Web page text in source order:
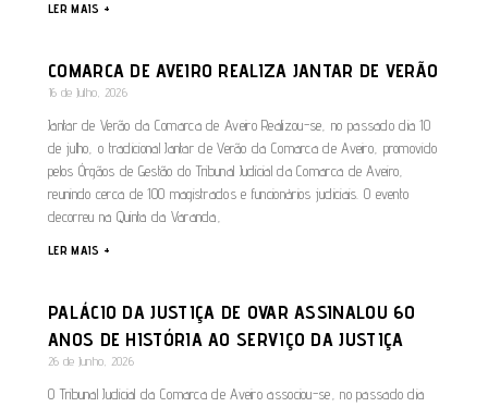
LER MAIS +
COMARCA DE AVEIRO REALIZA JANTAR DE VERÃO
16 de Julho, 2026
Jantar de Verão da Comarca de Aveiro Realizou-se, no passado dia 10
de julho, o tradicional Jantar de Verão da Comarca de Aveiro, promovido
pelos Órgãos de Gestão do Tribunal Judicial da Comarca de Aveiro,
reunindo cerca de 100 magistrados e funcionários judiciais. O evento
decorreu na Quinta da Varanda,
LER MAIS +
PALÁCIO DA JUSTIÇA DE OVAR ASSINALOU 60
ANOS DE HISTÓRIA AO SERVIÇO DA JUSTIÇA
26 de Junho, 2026
O Tribunal Judicial da Comarca de Aveiro associou-se, no passado dia